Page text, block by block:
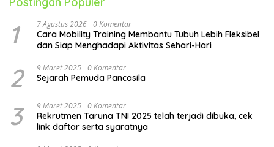
dan masyarakat. Dengan memahami tantangan yang
dihadapi generasi penuh kecemasan ini dan
menerapkan strategi yang tepat, kita dapat membantu
mereka mengembangkan resiliensi, kepercayaan diri,
dan kemampuan untuk menghadapi tekanan hidup
dengan lebih baik. Ingatlah bahwa kesehatan rohani
positif pada kesejahteraan mereka di masa depan.
Memberikan dukungan, pemahaman, dan akses ke
1 7 Agustus 2026 0 Komentar
Cara Mobility Training Membantu Tubuh Lebih Fleksibel
dan Siap Menghadapi Aktivitas Sehari-Hari
2 9 Maret 2025 0 Komentar
Sejarah Pemuda Pancasila
3 9 Maret 2025 0 Komentar
Rekrutmen Taruna TNI 2025 telah terjadi dibuka, cek
link daftar serta syaratnya